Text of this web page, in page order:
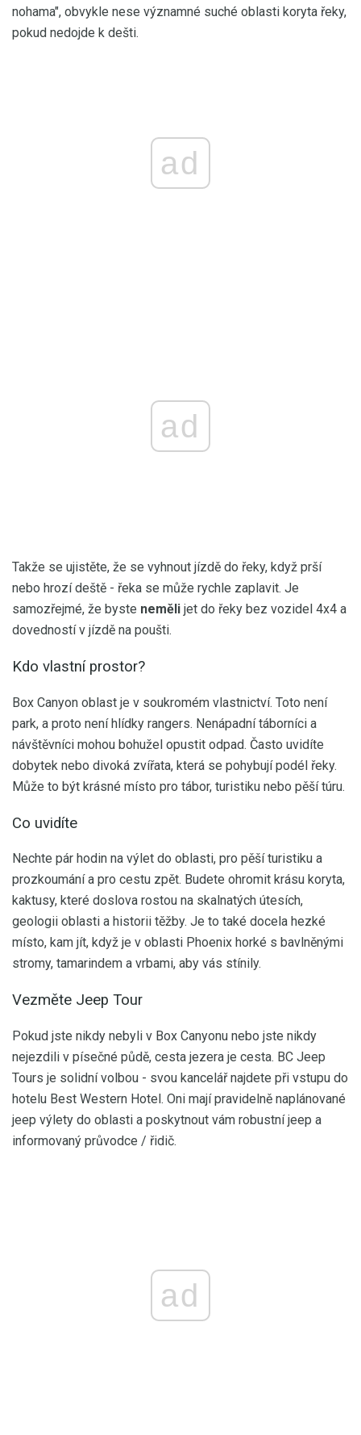
nohama", obvykle nese významné suché oblasti koryta řeky,
pokud nedojde k dešti.
ad
ad
Takže se ujistěte, že se vyhnout jízdě do řeky, když prší
nebo hrozí deště - řeka se může rychle zaplavit. Je
samozřejmé, že byste neměli jet do řeky bez vozidel 4x4 a
dovedností v jízdě na poušti.
Kdo vlastní prostor?
Box Canyon oblast je v soukromém vlastnictví. Toto není
park, a proto není hlídky rangers. Nenápadní táborníci a
návštěvníci mohou bohužel opustit odpad. Často uvidíte
dobytek nebo divoká zvířata, která se pohybují podél řeky.
Může to být krásné místo pro tábor, turistiku nebo pěší túru.
Co uvidíte
Nechte pár hodin na výlet do oblasti, pro pěší turistiku a
prozkoumání a pro cestu zpět. Budete ohromit krásu koryta,
kaktusy, které doslova rostou na skalnatých útesích,
geologii oblasti a historii těžby. Je to také docela hezké
místo, kam jít, když je v oblasti Phoenix horké s bavlněnými
stromy, tamarindem a vrbami, aby vás stínily.
Vezměte Jeep Tour
Pokud jste nikdy nebyli v Box Canyonu nebo jste nikdy
nejezdili v písečné půdě, cesta jezera je cesta. BC Jeep
Tours je solidní volbou - svou kancelář najdete při vstupu do
hotelu Best Western Hotel. Oni mají pravidelně naplánované
jeep výlety do oblasti a poskytnout vám robustní jeep a
informovaný průvodce / řidič.
ad